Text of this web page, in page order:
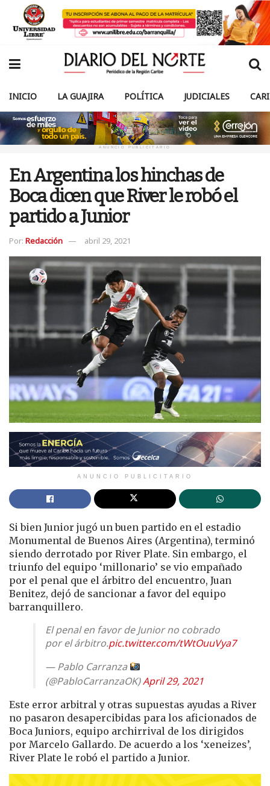
INICIO LA GUAJIRA POLÍTICA JUDICIALES
ANUNCIO PUBLICITARIO
En Argentina los hinchas de
Boca dicen que River le robó el
partido a Junior
Por: Redacción abril 29, 2021
ANUNCIO PUBLICITARIO
Si bien Junior jugó un buen partido en el estadio
Monumental de Buenos Aires (Argentina), terminó
siendo derrotado por River Plate. Sin embargo, el
triunfo del equipo ‘millonario’ se vio empañado
por el penal que el árbitro del encuentro, Juan
Benitez, dejó de sancionar a favor del equipo
barranquillero.
El penal en favor de Junior no cobrado
por el árbitro.pic.twitter.com/tWtOuuVya7
— Pablo Carranza
(@PabloCarranzaOK)April 29, 2021
Este error arbitral y otras supuestas ayudas a River
no pasaron desapercibidas para los aficionados de
Boca Juniors, equipo archirrival de los dirigidos
por Marcelo Gallardo. De acuerdo a los ‘xeneizes’,
River Plate le robó el partido a Junior.